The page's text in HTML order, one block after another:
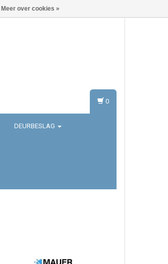
DEURBESLAG
0
Meer over cookies »